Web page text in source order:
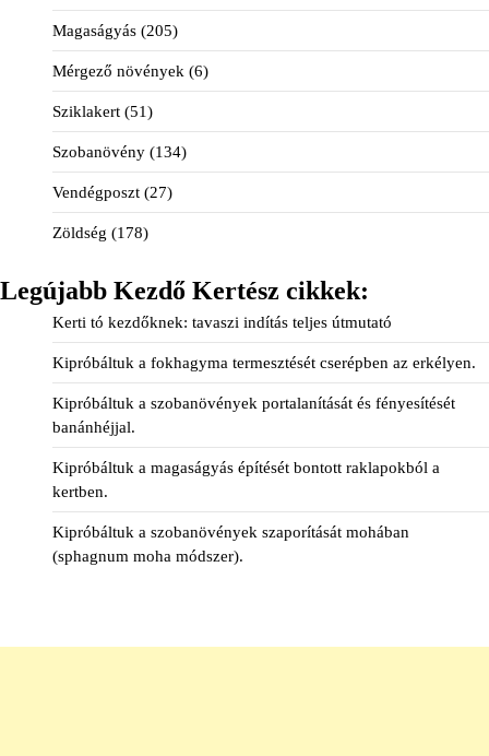
Magaságyás (205)
Mérgező növények (6)
Sziklakert (51)
Szobanövény (134)
Vendégposzt (27)
Zöldség (178)
Legújabb Kezdő Kertész cikkek:
Kerti tó kezdőknek: tavaszi indítás teljes útmutató
Kipróbáltuk a fokhagyma termesztését cserépben az erkélyen.
Kipróbáltuk a szobanövények portalanítását és fényesítését
banánhéjjal.
Kipróbáltuk a magaságyás építését bontott raklapokból a
kertben.
Kipróbáltuk a szobanövények szaporítását mohában
(sphagnum moha módszer).